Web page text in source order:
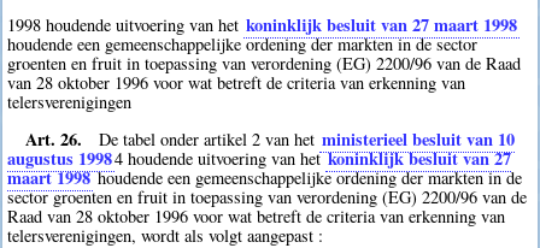
1998 houdende uitvoering van het koninklijk besluit van 27 maart 1998
houdende een gemeenschappelijke ordening der markten in de sector
groenten en fruit in toepassing van verordening (EG) 2200/96 van de Raad
van 28 oktober 1996 voor wat betreft de criteria van erkenning van
telersverenigingen
Art. 26. De tabel onder artikel 2 van het ministerieel besluit van 10
augustus 19984 houdende uitvoering van hetkoninklijk besluit van 27
maart 1998houdende een gemeenschappelijke ordening der markten in de
sector groenten en fruit in toepassing van verordening (EG) 2200/96 van de
Raad van 28 oktober 1996 voor wat betreft de criteria van erkenning van
telersverenigingen, wordt als volgt aangepast :